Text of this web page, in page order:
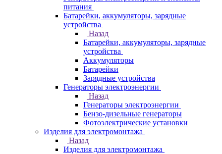
питания
Батарейки, аккумуляторы, зарядные
устройства
Назад
Батарейки, аккумуляторы, зарядные
устройства
Аккумуляторы
Батарейки
Зарядные устройства
Генераторы электроэнергии
Назад
Генераторы электроэнергии
Бензо-дизельные генераторы
Фотоэлектрические установки
Изделия для электромонтажа
Назад
Изделия для электромонтажа